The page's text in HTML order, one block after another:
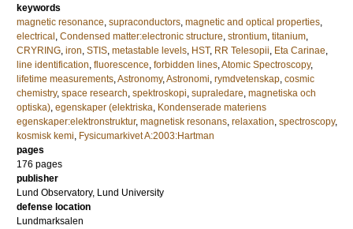
keywords
magnetic resonance, supraconductors, magnetic and optical properties,
electrical , Condensed matter:electronic structure, strontium, titanium,
CRYRING, iron, STIS, metastable levels, HST, RR Telesopii, Eta Carinae,
line identification, fluorescence, forbidden lines,Atomic Spectroscopy,
lifetime measurements,Astronomy,Astronomi, rymdvetenskap, cosmic
chemistry, space research, spektroskopi, supraledare, magnetiska och
optiska), egenskaper (elektriska, Kondenserade materiens
egenskaper:elektronstruktur, magnetisk resonans, relaxation, spectroscopy,
kosmisk kemi, Fysicumarkivet A:2003:Hartman
pages
176 pages
publisher
Lund Observatory, Lund University
defense location
Lundmarksalen